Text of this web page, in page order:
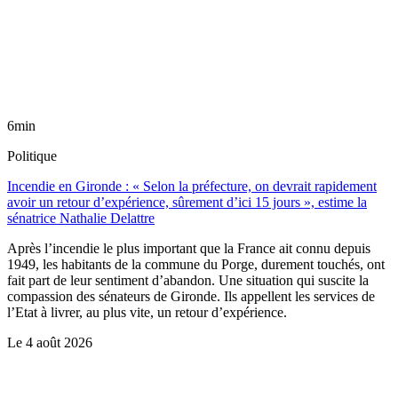
6min
Politique
Incendie en Gironde : « Selon la préfecture, on devrait rapidement
avoir un retour d’expérience, sûrement d’ici 15 jours », estime la
sénatrice Nathalie Delattre
Après l’incendie le plus important que la France ait connu depuis
1949, les habitants de la commune du Porge, durement touchés, ont
fait part de leur sentiment d’abandon. Une situation qui suscite la
compassion des sénateurs de Gironde. Ils appellent les services de
l’Etat à livrer, au plus vite, un retour d’expérience.
Le 4 août 2026